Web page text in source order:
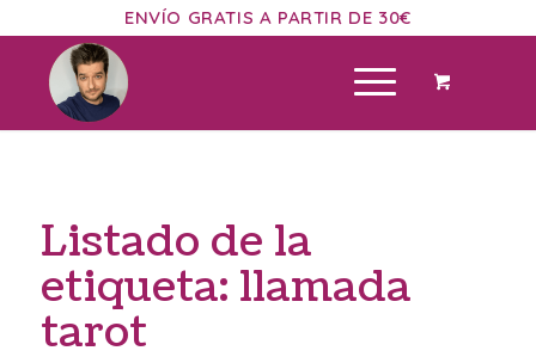
ENVÍO GRATIS A PARTIR DE 30€
Listado de la
etiqueta: llamada
tarot